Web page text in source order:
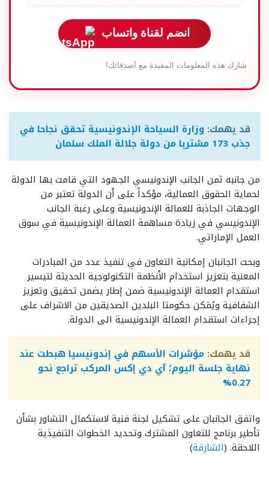
انضم لقناة واتساب
شارك هذه المعلومات المفيدة مع أصدقائك!
قد يهمك: وزارة السياحة الإندونيسية تحقق نجاحا في
جذب 173 مشتريا من دولة جلالة الملك سلمان
من جانبه ثمن الجانب الإندونيسي الجهود التي قامت بها الدولة
لحماية الحقوق العمالية، مؤكداً على أن الدولة تعتبر من
الوجهات الجاذبة للعمالة الإندونيسية وعلى رغبة الجانب
الإندونيسي في زيادة مساهمة العمالة الإندونيسية في سوق
العمل الإماراتي.
وبحث الجانبان إمكانية التعاون في تنفيذ عدد من المبادرات
المعنية بتعزيز استخدام الأنظمة التكنولوجية الحديثة لتيسير
استقدام العمالة الإندونيسية ضمن إطار يضمن تحقيق وتعزيز
الشفافية ويُمَكن حكومتا البلدين الصديقين من الاشراف على
إجراءات استقدام العمالة الإندونيسية الى الدولة.
قد يهمك: مؤشرات الأسهم في إندونيسيا هبطت عند
نهاية جلسة اليوم؛ آي دي إكس المركب تراجع نحو
0.27%
واتفق الجانبان على تشكيل لجنة فنية لاستكمال التشاور بشأن
تأطير برنامج للتعاون المشترك وتحديد الخطوات التنفيذية
اللاحقة. (الشارقة)